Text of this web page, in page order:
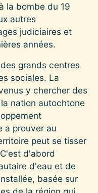
la bombe du 19
autres
judiciaires et
années.
grands centres
sociales. La
y chercher des
nation autochtone
a prouver au
peut se tisser
d'abord
d'eau et de
basée sur